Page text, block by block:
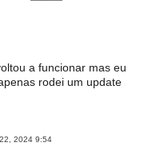
a funcionar mas eu
rodei um update
2024 9:54